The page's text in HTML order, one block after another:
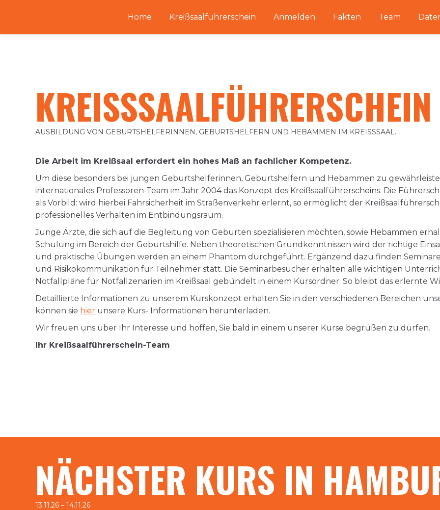
Home Kreißsaalführerschein Anmelden Fakten Team
KREISSSAALFÜHRERSCHEIN
AUSBILDUNG VON GEBURTSHELFERINNEN, GEBURTSHELFERN UND HEBAMMEN IM KREISSSAAL.
Die Arbeit im Kreißsaal erfordert ein hohes Maß an fachlicher Kompetenz.
Um diese besonders bei jungen Geburtshelferinnen, Geburtshelfern und Hebammen zu
internationales Professoren-Team im Jahr 2004 das Konzept des Kreißsaalführerscheins. Die
als Vorbild: wird hierbei Fahrsicherheit im Straßenverkehr erlernt, so ermöglicht der
professionelles Verhalten im Entbindungsraum.
Junge Ärzte, die sich auf die Begleitung von Geburten spezialisieren möchten, sowie Hebammen
Schulung im Bereich der Geburtshilfe. Neben theoretischen Grundkenntnissen wird der richtige
und praktische Übungen werden an einem Phantom durchgeführt. Ergänzend dazu finden
und Risikokommunikation für Teilnehmer statt. Die Seminarbesucher erhalten alle wichtigen
Notfallpläne für Notfallzenarien im Kreißsaal gebündelt in einem Kursordner. So bleibt das erlernte
Detaillierte Informationen zu unserem Kurskonzept erhalten Sie in den verschiedenen Bereichen
können sie hier unsere Kurs- Informationen herunterladen.
Wir freuen uns über Ihr Interesse und hoffen, Sie bald in einem unserer Kurse begrüßen zu dürfen.
Ihr Kreißsaalführerschein-Team
NÄCHSTER KURS IN
13.11.26 – 14.11.26